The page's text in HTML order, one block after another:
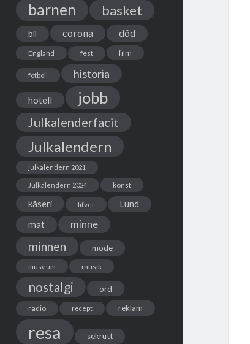
barnen basket
bil corona död
England fest film
fotboll historia
hotell jobb
Julkalenderfacit
Julkalendern
julkalendern 2021
Julkalendern 2024 konst
kåseri lifvet Lund
mat minne
minnen mode
museum musik
nostalgi ord
radio recept reklam
resa sekrutt